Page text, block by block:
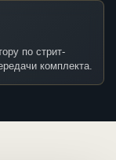
по стрит-
комплекта.